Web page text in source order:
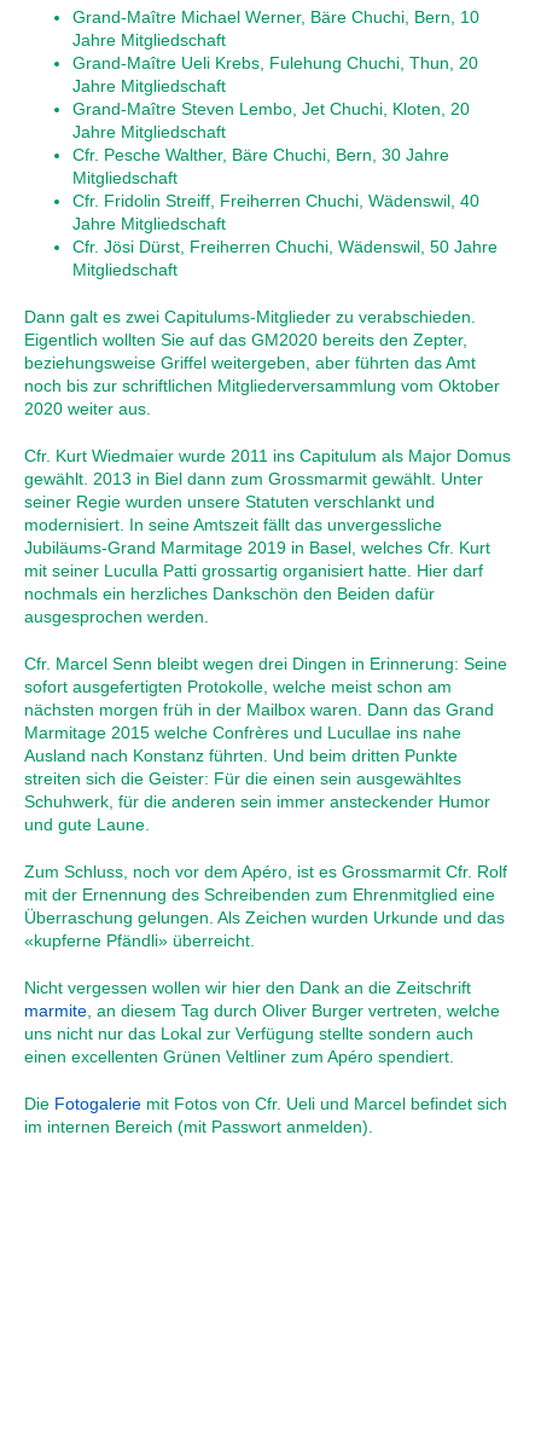
Grand-Maître Michael Werner, Bäre Chuchi, Bern, 10
Jahre Mitgliedschaft
Grand-Maître Ueli Krebs, Fulehung Chuchi, Thun, 20
Jahre Mitgliedschaft
Grand-Maître Steven Lembo, Jet Chuchi, Kloten, 20
Jahre Mitgliedschaft
Cfr. Pesche Walther, Bäre Chuchi, Bern, 30 Jahre
Mitgliedschaft
Cfr. Fridolin Streiff, Freiherren Chuchi, Wädenswil, 40
Jahre Mitgliedschaft
Cfr. Jösi Dürst, Freiherren Chuchi, Wädenswil, 50 Jahre
Mitgliedschaft
Dann galt es zwei Capitulums-Mitglieder zu verabschieden.
Eigentlich wollten Sie auf das GM2020 bereits den Zepter,
beziehungsweise Griffel weitergeben, aber führten das Amt
noch bis zur schriftlichen Mitgliederversammlung vom Oktober
2020 weiter aus.
Cfr. Kurt Wiedmaier wurde 2011 ins Capitulum als Major Domus
gewählt. 2013 in Biel dann zum Grossmarmit gewählt. Unter
seiner Regie wurden unsere Statuten verschlankt und
modernisiert. In seine Amtszeit fällt das unvergessliche
Jubiläums-Grand Marmitage 2019 in Basel, welches Cfr. Kurt
mit seiner Luculla Patti grossartig organisiert hatte. Hier darf
nochmals ein herzliches Dankschön den Beiden dafür
ausgesprochen werden.
Cfr. Marcel Senn bleibt wegen drei Dingen in Erinnerung: Seine
sofort ausgefertigten Protokolle, welche meist schon am
nächsten morgen früh in der Mailbox waren. Dann das Grand
Marmitage 2015 welche Confrères und Lucullae ins nahe
Ausland nach Konstanz führten. Und beim dritten Punkte
streiten sich die Geister: Für die einen sein ausgewähltes
Schuhwerk, für die anderen sein immer ansteckender Humor
und gute Laune.
Zum Schluss, noch vor dem Apéro, ist es Grossmarmit Cfr. Rolf
mit der Ernennung des Schreibenden zum Ehrenmitglied eine
Überraschung gelungen. Als Zeichen wurden Urkunde und das
«kupferne Pfändli» überreicht.
Nicht vergessen wollen wir hier den Dank an die Zeitschrift
marmite , an diesem Tag durch Oliver Burger vertreten, welche
uns nicht nur das Lokal zur Verfügung stellte sondern auch
einen excellenten Grünen Veltliner zum Apéro spendiert.
Die Fotogalerie mit Fotos von Cfr. Ueli und Marcel befindet sich
im internen Bereich (mit Passwort anmelden).